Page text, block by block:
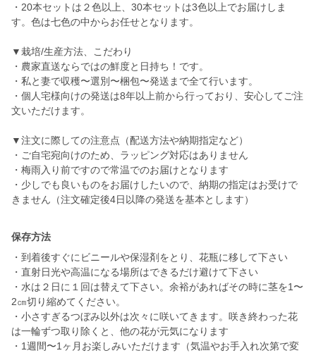
・20本セットは２色以上、30本セットは3色以上でお届けしま
す。色は七色の中からお任せとなります。
▼栽培/生産方法、こだわり
・農家直送ならではの鮮度と日持ち！です。
・私と妻で収穫〜選別〜梱包〜発送まで全て行います。
・個人宅様向けの発送は8年以上前から行っており、安心してご注
文いただけます。
▼注文に際しての注意点（配送方法や納期指定など）
・ご自宅宛向けのため、ラッピング対応はありません
・梅雨入り前ですので常温でのお届けとなります
・少しでも良いものをお届けしたいので、納期の指定はお受けで
きません（注文確定後4日以降の発送を基本とします）
保存方法
・到着後すぐにビニールや保湿剤をとり、花瓶に移して下さい
・直射日光や高温になる場所はできるだけ避けて下さい
・水は２日に１回は替えて下さい。余裕があればその時に茎を1〜
2㎝切り縮めてください。
・小さすぎるつぼみ以外は次々に咲いてきます。咲き終わった花
は一輪ずつ取り除くと、他の花が元気になります
・1週間〜1ヶ月お楽しみいただけます（気温やお手入れ次第で変